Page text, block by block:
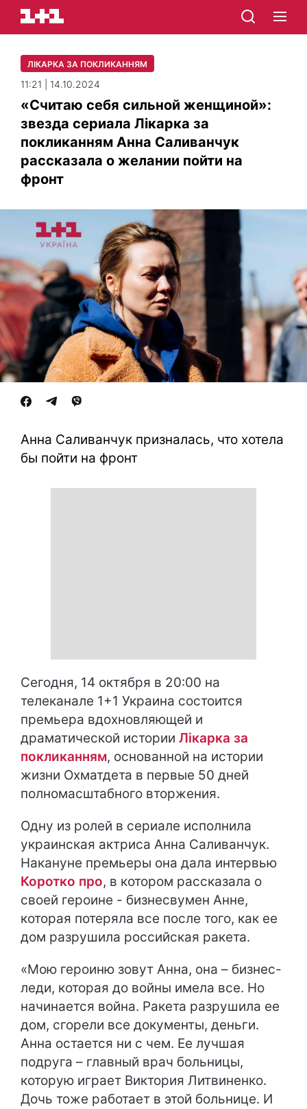
ЛІКАРКА ЗА ПОКЛИКАННЯМ
11:21 | 14.10.2024
«Считаю себя сильной женщиной»:
звезда сериала Лікарка за
покликанням Анна Саливанчук
рассказала о желании пойти на
фронт
Анна Саливанчук призналась, что хотела
бы пойти на фронт
Сегодня, 14 октября в 20:00 на
телеканале 1+1 Украина состоится
премьера вдохновляющей и
драматической истории Лікарка за
покликанням, основанной на истории
жизни Охматдета в первые 50 дней
полномасштабного вторжения.
Одну из ролей в сериале исполнила
украинская актриса Анна Саливанчук.
Накануне премьеры она дала интервью
Коротко про, в котором рассказала о
своей героине - бизнесвумен Анне,
которая потеряла все после того, как ее
дом разрушила российская ракета.
«Мою героиню зовут Анна, она – бизнес-
леди, которая до войны имела все. Но
начинается война. Ракета разрушила ее
дом, сгорели все документы, деньги.
Анна остается ни с чем. Ее лучшая
подруга – главный врач больницы,
которую играет Виктория Литвиненко.
Дочь тоже работает в этой больнице. И